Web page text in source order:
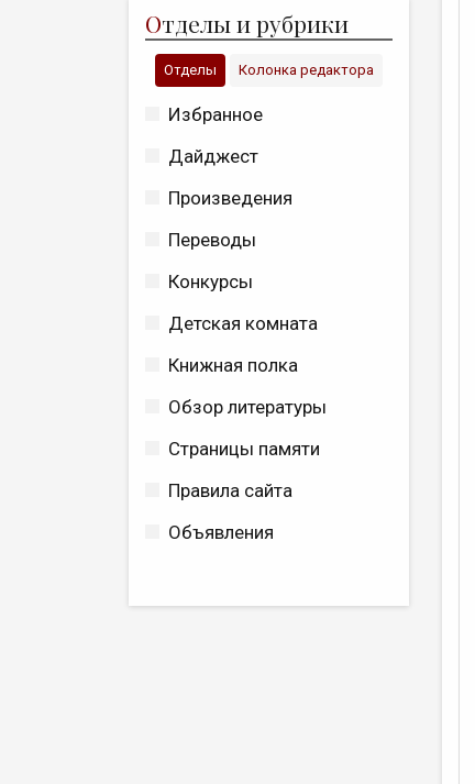
Отделы и рубрики
Отделы Колонка редактора
Избранное
Дайджест
Произведения
Переводы
Конкурсы
Детская комната
Книжная полка
Обзор литературы
Страницы памяти
Правила сайта
Объявления